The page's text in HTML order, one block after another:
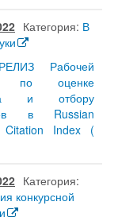
Категория: В
Рабочей
по оценке
и отбору
в Russian
Citation Index (
Категория:
конкурсной